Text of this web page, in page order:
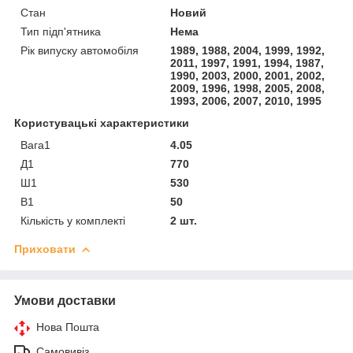
Стан
Новий
Тип підп'ятника
Нема
Рік випуску автомобіля
1989, 1988, 2004, 1999, 1992,
2011, 1997, 1991, 1994, 1987,
1990, 2003, 2000, 2001, 2002,
2009, 1996, 1998, 2005, 2008,
1993, 2006, 2007, 2010, 1995
Користувацькі характеристики
Вага1
4.05
Д1
770
Ш1
530
В1
50
Кількість у комплекті
2 шт.
Приховати
Умови доставки
Нова Пошта